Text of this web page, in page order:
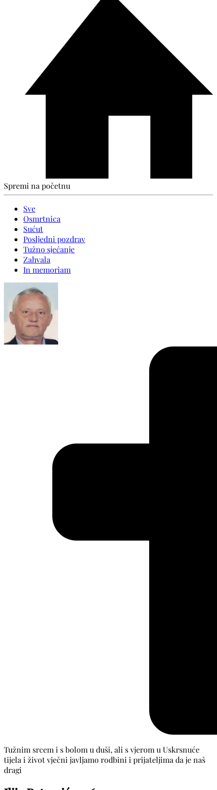
Spremi na početnu
Sve
Osmrtnica
Sućut
Posljedni pozdrav
Tužno sjećanje
Zahvala
In memoriam
Tužnim srcem i s bolom u duši, ali s vjerom u Uskrsnuće
tijela i život vječni javljamo rodbini i prijateljima da je naš
dragi